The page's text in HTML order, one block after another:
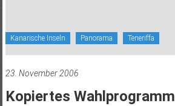
Kanarische Inseln Panorama Teneriffa
23. November 2006
Kopiertes Wahlprogramm